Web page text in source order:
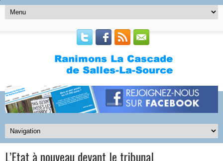
L’Etat à nouveau devant le tribunal